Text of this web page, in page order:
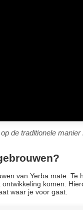
de traditionele
van Yerba mate. Te
komen.
waar je voor gaat.